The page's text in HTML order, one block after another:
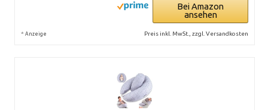
Bei Amazon
ansehen
* Anzeige Preis inkl. MwSt., zzgl. Versandkosten